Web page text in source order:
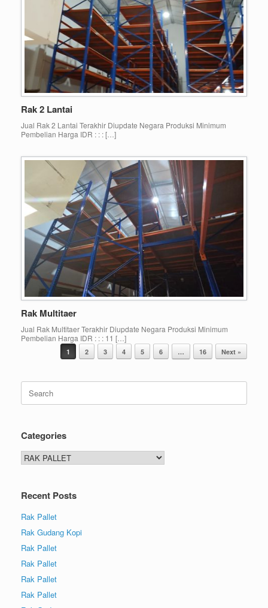
Rak 2 Lantai
Jual Rak 2 Lantai Terakhir Diupdate Negara Produksi Minimum
Pembelian Harga IDR : : : […]
Rak Multitaer
Jual Rak Multitaer Terakhir Diupdate Negara Produksi Minimum
Pembelian Harga IDR : : : 11 […]
Post navigation
1 2 3 4 5 6 … 16 Next »
for:
Categories
Categories
Recent Posts
Rak Pallet
Rak Gudang Kopi
Rak Pallet
Rak Pallet
Rak Pallet
Rak Pallet